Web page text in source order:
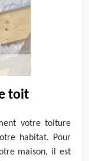
toit
votre toiture
habitat. Pour
maison, il est